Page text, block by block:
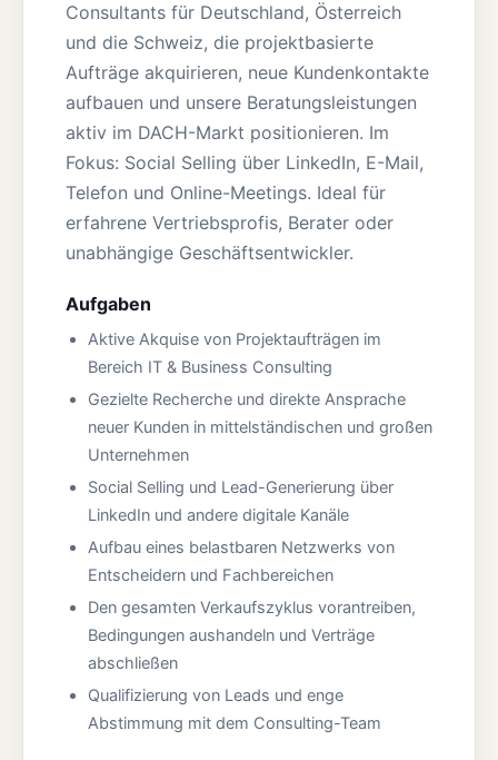
Consultants für Deutschland, Österreich
und die Schweiz, die projektbasierte
Aufträge akquirieren, neue Kundenkontakte
aufbauen und unsere Beratungsleistungen
aktiv im DACH-Markt positionieren. Im
Fokus: Social Selling über LinkedIn, E-Mail,
Telefon und Online-Meetings. Ideal für
erfahrene Vertriebsprofis, Berater oder
unabhängige Geschäftsentwickler.
Aufgaben
Aktive Akquise von Projektaufträgen im
Bereich IT & Business Consulting
Gezielte Recherche und direkte Ansprache
neuer Kunden in mittelständischen und großen
Unternehmen
Social Selling und Lead-Generierung über
LinkedIn und andere digitale Kanäle
Aufbau eines belastbaren Netzwerks von
Entscheidern und Fachbereichen
Den gesamten Verkaufszyklus vorantreiben,
Bedingungen aushandeln und Verträge
abschließen
Qualifizierung von Leads und enge
Abstimmung mit dem Consulting-Team